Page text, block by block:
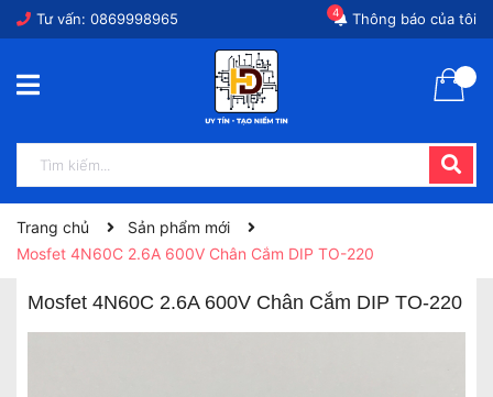
Tư vấn: 0869998965 Thông báo của tôi
4
Trang chủ
Sản phẩm mới
Mosfet 4N60C 2.6A 600V Chân Cắm DIP TO-220
Mosfet 4N60C 2.6A 600V Chân Cắm DIP TO-220